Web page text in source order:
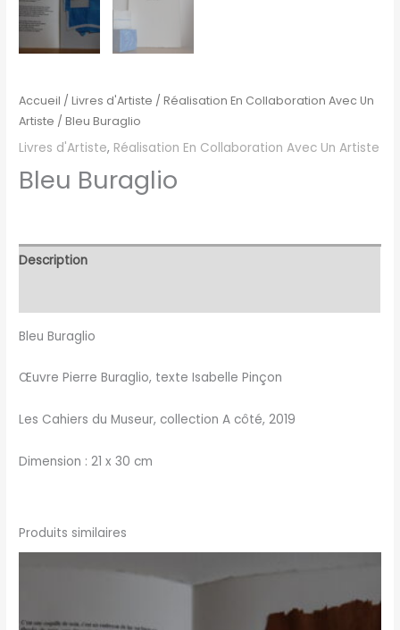
Accueil /Livres d'Artiste /Réalisation En Collaboration Avec Un
Artiste / Bleu Buraglio
Livres d'Artiste, Réalisation En Collaboration Avec Un Artiste
Bleu Buraglio
Description
BleuBuraglio
Œuvre PierreBuraglio, texte Isabelle Pinçon
Les Cahiers duMuseur, collection A côté, 2019
Dimension : 21 x 30 cm
Produits similaires